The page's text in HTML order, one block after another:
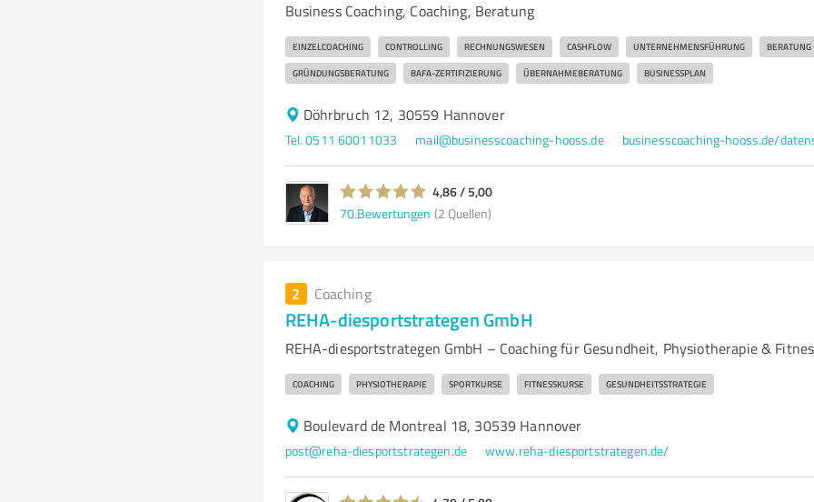
Business Coaching, Coaching, Beratung
EINZELCOACHING CONTROLLING RECHNUNGSWESEN CASHFLOW UNTERNEHMENSFÜHRUNG BERATUNG
GRÜNDUNGSBERATUNG BAFA-ZERTIFIZIERUNG ÜBERNAHMEBERATUNG BUSINESSPLAN
Döhrbruch 12, 30559 Hannover
Tel. 0511 60011033 mail@businesscoaching-hooss.de
4,86 / 5,00
70 Bewertungen (2 Quellen)
2 Coaching
REHA-diesportstrategen GmbH
REHA-diesportstrategen GmbH – Coaching für Gesundheit, Physiotherapie &
COACHING PHYSIOTHERAPIE SPORTKURSE FITNESSKURSE GESUNDHEITSSTRATEGIE
Boulevard de Montreal 18, 30539 Hannover
post@reha-diesportstrategen.de www.reha-diesportstrategen.de/